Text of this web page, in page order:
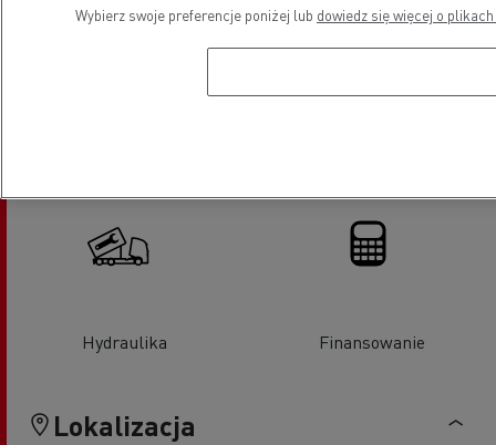
Hydraulika Finansowanie
Lokalizacja
Wybierz swoje preferencje poniżej lub dowiedz się więcej o